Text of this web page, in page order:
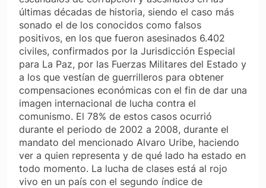
últimas décadas de historia, siendo el caso más
sonado el de los conocidos como falsos
positivos, en los que fueron asesinados 6.402
civiles, confirmados por la Jurisdicción Especial
para La Paz, por las Fuerzas Militares del Estado y
a los que vestían de guerrilleros para obtener
compensaciones económicas con el fin de dar una
imagen internacional de lucha contra el
comunismo. El 78% de estos casos ocurrió
durante el periodo de 2002 a 2008, durante el
mandato del mencionado Alvaro Uribe, haciendo
ver a quien representa y de qué lado ha estado en
todo momento. La lucha de clases está al rojo
vivo en un país con el segundo índice de